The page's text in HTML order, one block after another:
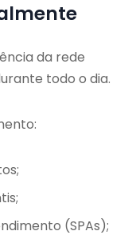
da rede
todo o dia.
(SPAs);